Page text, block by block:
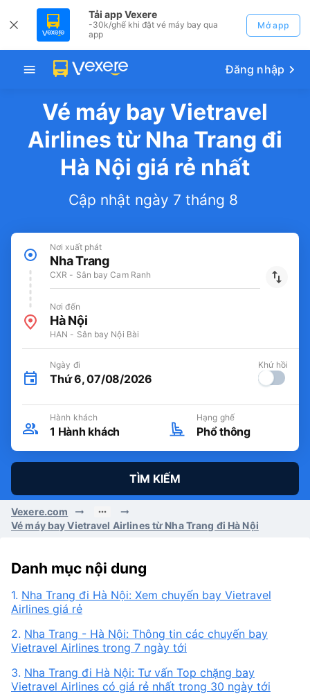
Tải app Vexere
-30k/ghế khi đặt vé máy bay qua
app
Mở app
Đăng nhập
Vé máy bay Vietravel
Airlines từ Nha Trang đi
Hà Nội giá rẻ nhất
Cập nhật ngày 7 tháng 8
Nơi xuất phát
Nha Trang
CXR - Sân bay Cam Ranh
Nơi đến
Hà Nội
HAN - Sân bay Nội Bài
Ngày đi
Thứ 6, 07/08/2026
Khứ hồi
Hành khách
1 Hành khách
Hạng ghế
Phổ thông
TÌM KIẾM
Vexere.com
Vé máy bay Vietravel Airlines từ Nha Trang đi Hà Nội
Danh mục nội dung
1. Nha Trang đi Hà Nội: Xem chuyến bay Vietravel
Airlines giá rẻ
2. Nha Trang - Hà Nội: Thông tin các chuyến bay
Vietravel Airlines trong 7 ngày tới
3. Nha Trang đi Hà Nội: Tư vấn Top chặng bay
Vietravel Airlines có giá rẻ nhất trong 30 ngày tới